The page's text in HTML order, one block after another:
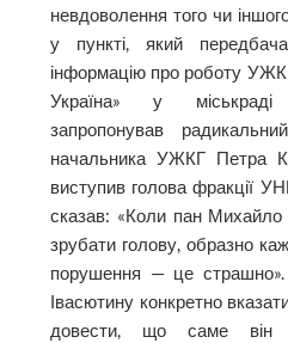
невдоволення того чи
у пункті, який
інформацію про роботу
Україна» у
запропонував
начальника УЖКГ Петра
виступив голова фракції
сказав: «Коли пан
зрубати голову, образно
порушення — це страшно».
Івасютину конкретно
довести, що саме він